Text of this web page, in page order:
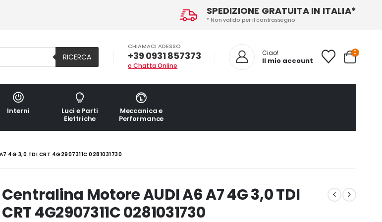
SPEDIZIONE GRATUITA IN ITALIA*
* Non valido per il contrassegno
RICERCA
CHIAMACI ADESSO
+39 0931 857373
o Chatta Online
Ciao!
Il mio account
0
Interni
Luci e Parti
Elettriche
Meccanica e
Performance
4G 3,0 TDI CRT 4G2907311C 0281031730
Centralina Motore AUDI A6 A7 4G 3,0 TDI
CRT 4G2907311C 0281031730